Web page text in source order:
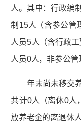
人。其中：行政编
制15人（含参公管
人员5人（含行政
人员0人，非参公管
年末尚未移交
共计0人（离休0人
放养老金的离退休